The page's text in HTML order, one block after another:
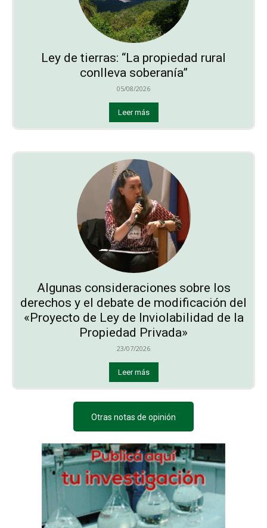
Ley de tierras: “La propiedad rural
conlleva soberanía”
05/08/2026
Leer más
Algunas consideraciones sobre los
derechos y el debate de modificación del
«Proyecto de Ley de Inviolabilidad de la
Propiedad Privada»
23/07/2026
Leer más
Otras notas de opinión